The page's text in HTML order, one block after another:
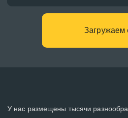
Загружаем
У нас размещены тысячи